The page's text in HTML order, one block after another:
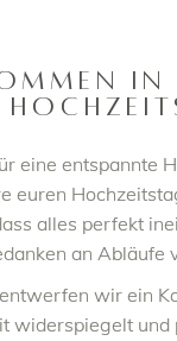
IN
eine entspannte
euren
alles perfekt
an Abläufe
wir ein
widerspiegelt und